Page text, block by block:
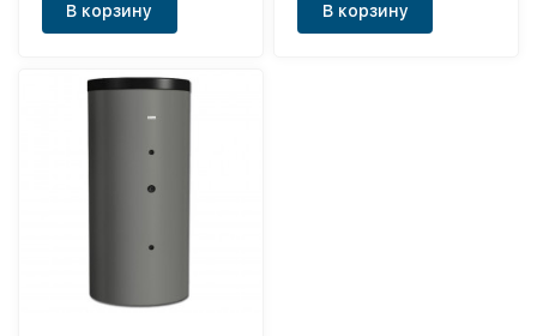
В корзину В корзину